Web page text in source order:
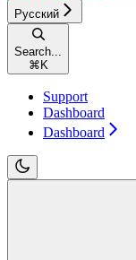
Русский
Search...
⌘ K
Support
Dashboard
Dashboard